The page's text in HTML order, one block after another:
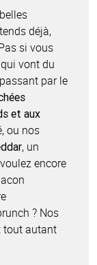
déjà,
si vous
vont du
par le
et aux
ou nos
, un
encore
? Nos
tout autant